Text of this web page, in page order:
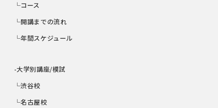
└コース
└開講までの流れ
└年間スケジュール
-大学別講座/模試
└渋谷校
└名古屋校